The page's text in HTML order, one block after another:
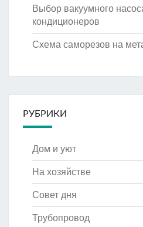
Выбор вакуумного
кондиционеров
Схема саморезов на
РУБРИКИ
Дом и уют
На хозяйстве
Совет дня
Трубопровод